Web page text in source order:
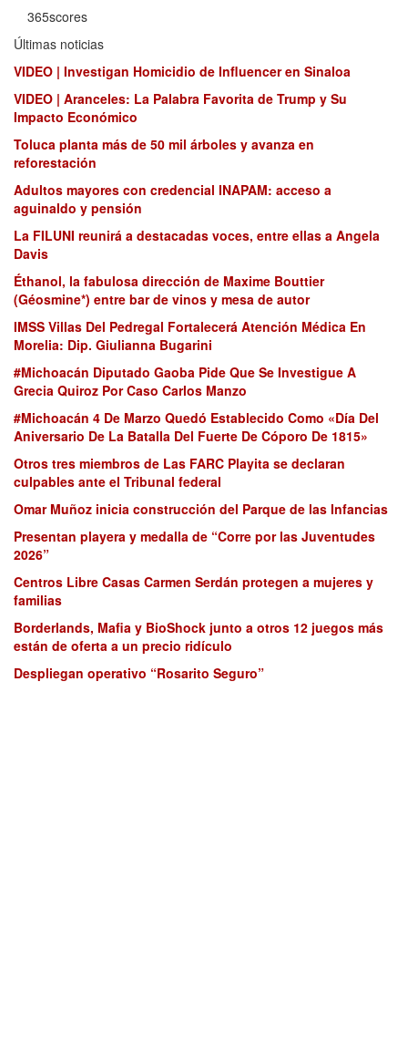
365scores
Últimas noticias
VIDEO | Investigan Homicidio de Influencer en Sinaloa
VIDEO | Aranceles: La Palabra Favorita de Trump y Su
Impacto Económico
Toluca planta más de 50 mil árboles y avanza en
reforestación
Adultos mayores con credencial INAPAM: acceso a
aguinaldo y pensión
La FILUNI reunirá a destacadas voces, entre ellas a Angela
Davis
Éthanol, la fabulosa dirección de Maxime Bouttier
(Géosmine*) entre bar de vinos y mesa de autor
IMSS Villas Del Pedregal Fortalecerá Atención Médica En
Morelia: Dip. Giulianna Bugarini
#Michoacán Diputado Gaoba Pide Que Se Investigue A
Grecia Quiroz Por Caso Carlos Manzo
#Michoacán 4 De Marzo Quedó Establecido Como «Día Del
Aniversario De La Batalla Del Fuerte De Cóporo De 1815»
Otros tres miembros de Las FARC Playita se declaran
culpables ante el Tribunal federal
Omar Muñoz inicia construcción del Parque de las Infancias
Presentan playera y medalla de “Corre por las Juventudes
2026”
Centros Libre Casas Carmen Serdán protegen a mujeres y
familias
Borderlands, Mafia y BioShock junto a otros 12 juegos más
están de oferta a un precio ridículo
Despliegan operativo “Rosarito Seguro”